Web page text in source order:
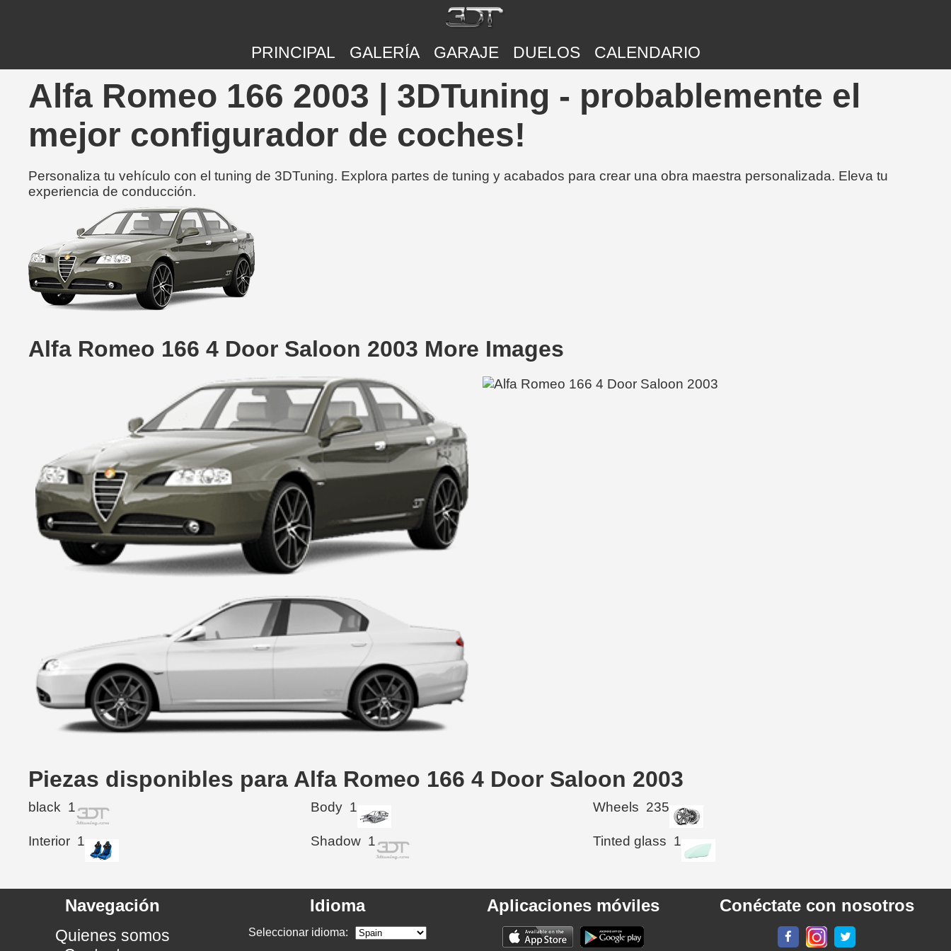
PRINCIPAL GALERÍA GARAJE DUELOS CALENDARIO
Alfa Romeo 166 2003 | 3DTuning - probablemente el
mejor configurador de coches!
Personaliza tu vehículo con el tuning de 3DTuning. Explora partes de tuning y acabados para crear una obra maestra personalizada. Eleva tu
experiencia de conducción.
Alfa Romeo 166 4 Door Saloon 2003 More Images
Piezas disponibles para Alfa Romeo 166 4 Door Saloon 2003
black 1 Body 1 Wheels 235
Interior 1 Shadow 1 Tinted glass 1
Navegación
Quienes somos
Idioma
Seleccionar idioma:
Aplicaciones móviles Conéctate con nosotros